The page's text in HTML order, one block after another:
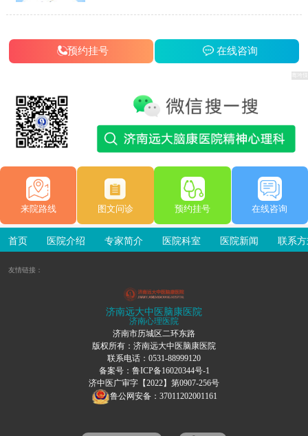
预约挂号 在线咨询
来院路线 图文问诊 预约挂号 在线咨询
首页 医院介绍 专家简介 医院科室 医院新闻 联系
友情链接：
济南远大中医脑康医院
济南心理医院
济南市历城区二环东路
版权所有：济南远大中医脑康医院
联系电话：0531-88999120
备案号： 鲁ICP备16020344号-1
济中医广审字【2022】第0907-256号
鲁公网安备：37011202001161